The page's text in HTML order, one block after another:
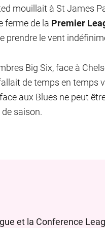
mouillait à St James
ferme de la Premier
prendre le vent
Big Six, face à
de temps en temps
aux Blues ne peut
saison.
et la Conference